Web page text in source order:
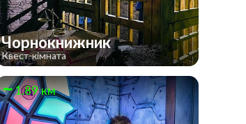
Чорнокнижник
Квест-кімната
1.89 км